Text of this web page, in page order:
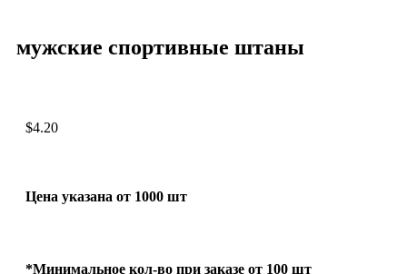
мужские спортивные штаны
$4.20
Цена указана от 1000 шт
*Минимальное кол-во при заказе от 100 шт